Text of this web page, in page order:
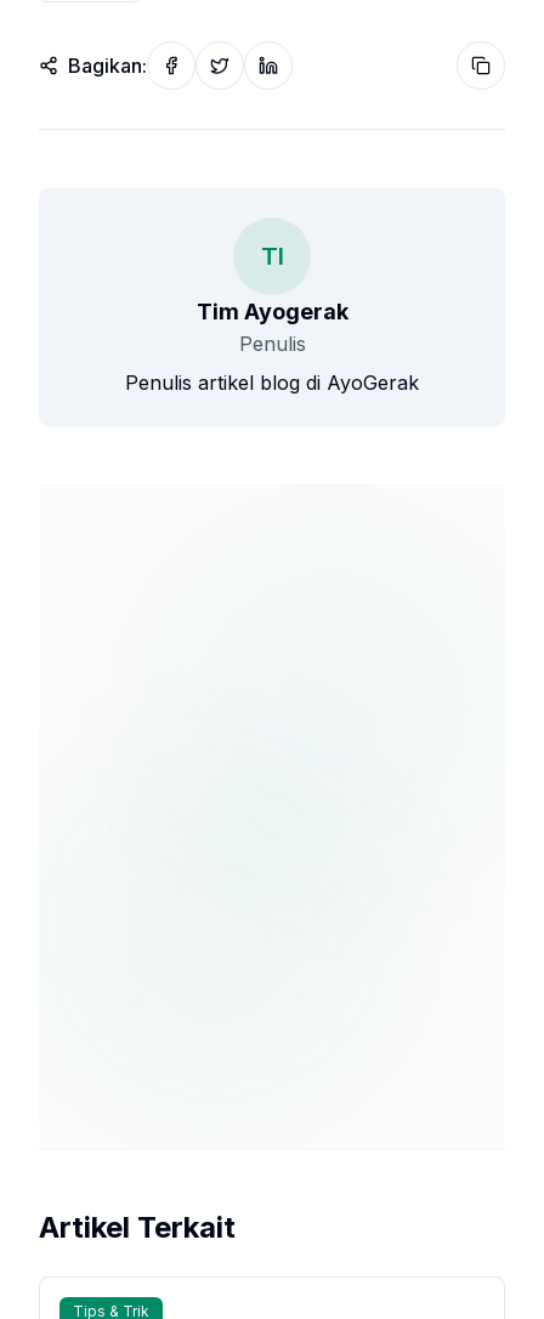
Bagikan: Share on Facebook
Share on Twitter
Share on LinkedIn Copy
TI
Tim Ayogerak
Penulis
Penulis artikel blog di AyoGerak
Artikel Terkait
Tips & Trik